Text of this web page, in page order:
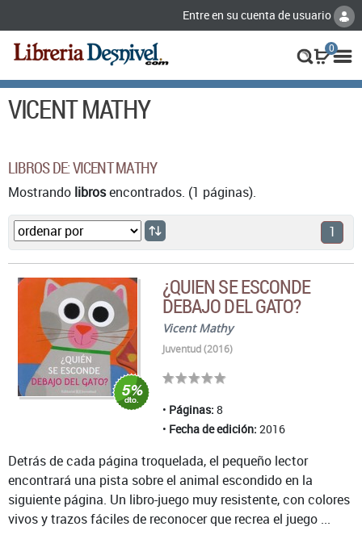
Entre en su cuenta de usuario
0
VICENT MATHY
LIBROS DE: VICENT MATHY
Mostrando librosencontrados. (1 páginas).
1
¿QUIEN SE ESCONDE
DEBAJO DEL GATO?
Vicent Mathy
Juventud (2016)
Páginas: 8
Fecha de edición: 2016
Detrás de cada página troquelada, el pequeño lector
encontrará una pista sobre el animal escondido en la
siguiente página. Un libro-juego muy resistente, con colores
vivos y trazos fáciles de reconocer que recrea el juego ...